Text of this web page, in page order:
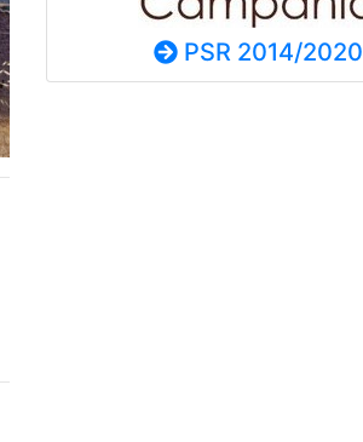
PSR 2014/2020